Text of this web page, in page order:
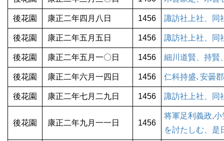
後花園 康正二年四月八日 1456 諏訪社上社、同
後花園 康正二年五月五日 1456 諏訪社上社、同
後花園 康正二年五月一〇日 1456 細川道賢、持賢
後花園 康正二年六月一四日 1456 仁科持盛､安曇
後花園 康正二年七月二九日 1456 諏訪社上社、同
後花園 康正二年九月一一日 1456
将軍足利義政,
を討たしむ、是